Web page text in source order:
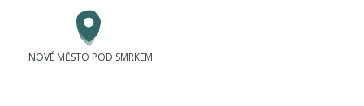
NOVÉ MĚSTO POD SMRKEM